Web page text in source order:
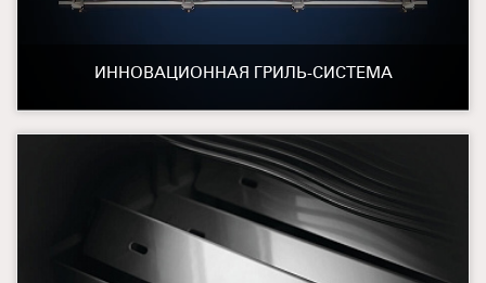
ИННОВАЦИОННАЯ ГРИЛЬ-СИСТЕМА